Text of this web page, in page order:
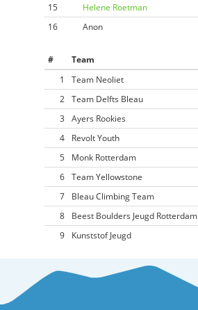
15
Helene Roetman
16
Anon
# Team
1
Team Neoliet
2 Team Delfts Bleau
3
Ayers Rookies
4
Revolt Youth
5
Monk Rotterdam
6 Team Yellowstone
7
Bleau Climbing Team
8
Beest Boulders Jeugd Rotterdam
9
Kunststof Jeugd